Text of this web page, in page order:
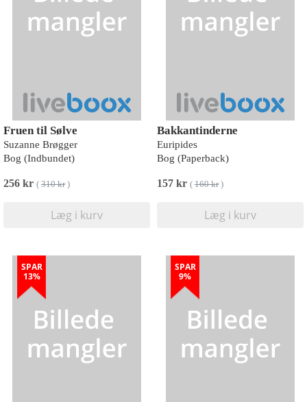
Fruen til Sølve
Suzanne Brøgger
Bog (Indbundet)
256 kr ( 310 kr)
Læg i kurv
Bakkantinderne
Euripides
Bog (Paperback)
157 kr ( 160 kr)
Læg i kurv
SPAR
13%
SPAR
9%